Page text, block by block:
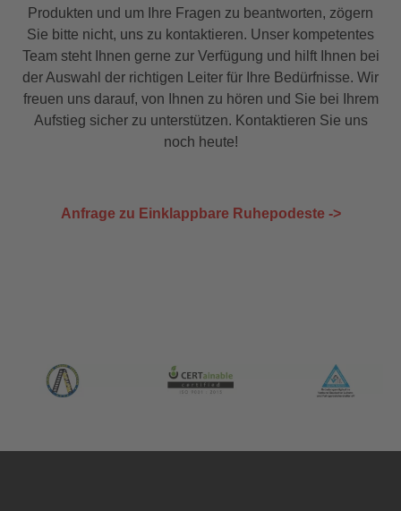
Produkten und um Ihre Fragen zu beantworten, zögern
Sie bitte nicht, uns zu kontaktieren. Unser kompetentes
Team steht Ihnen gerne zur Verfügung und hilft Ihnen bei
der Auswahl der richtigen Leiter für Ihre Bedürfnisse. Wir
freuen uns darauf, von Ihnen zu hören und Sie bei Ihrem
Aufstieg sicher zu unterstützen. Kontaktieren Sie uns
noch heute!
Anfrage zu Einklappbare Ruhepodeste ->